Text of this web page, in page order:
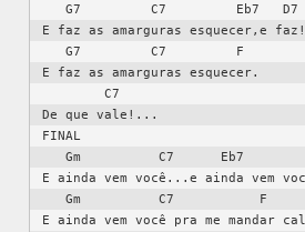
    G7         C7         Eb7   D7
    G7         C7         F
         C7
De que vale!...
    Gm          C7      Eb7        D7
    Gm          C7           F        F7